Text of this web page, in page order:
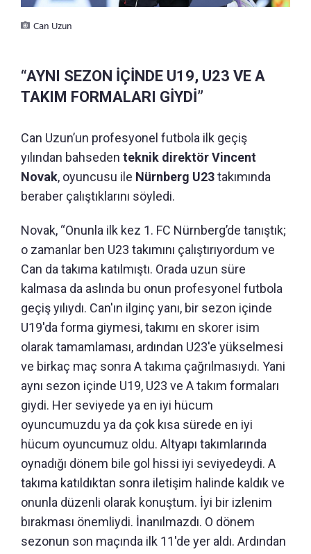
Can Uzun
“AYNI SEZON İÇİNDE U19, U23 VE A
TAKIM FORMALARI GİYDİ”
Can Uzun’un profesyonel futbola ilk geçiş
yılından bahseden teknik direktör Vincent
Novak, oyuncusu ile Nürnberg U23takımında
beraber çalıştıklarını söyledi.
Novak, “Onunla ilk kez 1. FC Nürnberg’de tanıştık;
o zamanlar ben U23 takımını çalıştırıyordum ve
Can da takıma katılmıştı. Orada uzun süre
kalmasa da aslında bu onun profesyonel futbola
geçiş yılıydı. Can'ın ilginç yanı, bir sezon içinde
U19'da forma giymesi, takımı en skorer isim
olarak tamamlaması, ardından U23'e yükselmesi
ve birkaç maç sonra A takıma çağrılmasıydı. Yani
aynı sezon içinde U19, U23 ve A takım formaları
giydi. Her seviyede ya en iyi hücum
oyuncumuzdu ya da çok kısa sürede en iyi
hücum oyuncumuz oldu. Altyapı takımlarında
oynadığı dönem bile gol hissi iyi seviyedeydi. A
takıma katıldıktan sonra iletişim halinde kaldık ve
onunla düzenli olarak konuştum. İyi bir izlenim
bırakması önemliydi. İnanılmazdı. O dönem
sezonun son maçında ilk 11'de yer aldı. Ardından